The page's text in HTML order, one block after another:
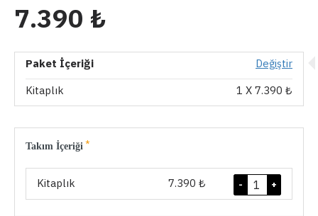
7.390 ₺
Paket İçeriği
Değiştir
Kitaplık
1 X 7.390 ₺
Takım İçeriği
Kitaplık 7.390 ₺ +
-